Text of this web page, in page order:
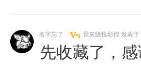
名字忘了 骨灰级投影控 发表于
先收藏了，感